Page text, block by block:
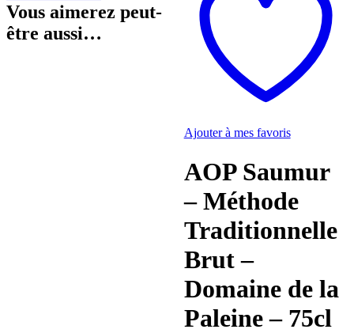
Ajouter à mes favoris
AOP Saumur
– Méthode
Traditionnelle
Brut –
Domaine de la
Paleine – 75cl
Vous aimerez peut-
être aussi…